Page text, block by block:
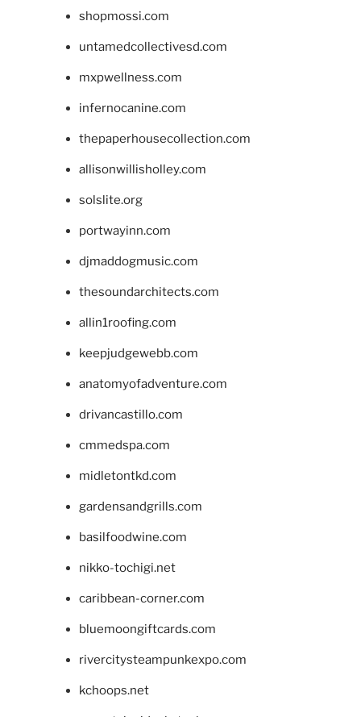
shopmossi.com
untamedcollectivesd.com
mxpwellness.com
infernocanine.com
thepaperhousecollection.com
allisonwillisholley.com
solslite.org
portwayinn.com
djmaddogmusic.com
thesoundarchitects.com
allin1roofing.com
keepjudgewebb.com
anatomyofadventure.com
drivancastillo.com
cmmedspa.com
midletontkd.com
gardensandgrills.com
basilfoodwine.com
nikko-tochigi.net
caribbean-corner.com
bluemoongiftcards.com
rivercitysteampunkexpo.com
kchoops.net